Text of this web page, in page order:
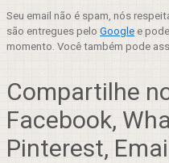
Seu email não é spam, nós
são entregues pelo Google e
momento. Você também pode
Compartilhe
Facebook,
Pinterest,